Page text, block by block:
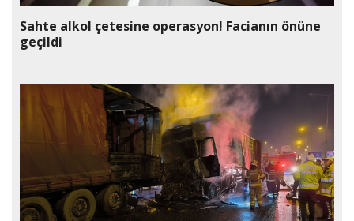
Sahte alkol çetesine operasyon! Facianın önüne
geçildi